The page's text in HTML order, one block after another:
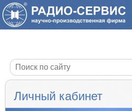
Личный кабинет